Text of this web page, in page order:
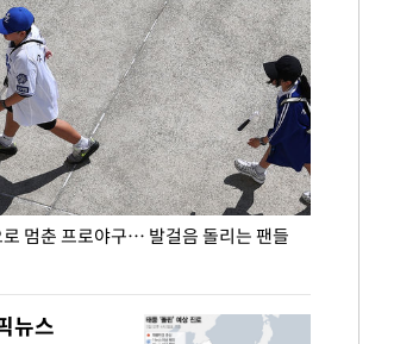
멈춘 프로야구… 발걸음 돌리는 팬들
뉴스